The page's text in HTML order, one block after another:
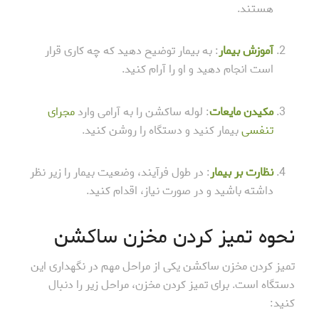
هستند.
آموزش بیمار: به بیمار توضیح دهید که چه کاری قرار
است انجام دهید و او را آرام کنید.
مکیدن مایعات: لوله ساکشن را به آرامی واردمجرای
تنفسیبیمار کنید و دستگاه را روشن کنید.
نظارت بر بیمار: در طول فرآیند، وضعیت بیمار را زیر نظر
داشته باشید و در صورت نیاز، اقدام کنید.
نحوه تمیز کردن مخزن ساکشن
تمیز کردن مخزن ساکشن یکی از مراحل مهم در نگهداری این
دستگاه است. برای تمیز کردن مخزن، مراحل زیر را دنبال
کنید: